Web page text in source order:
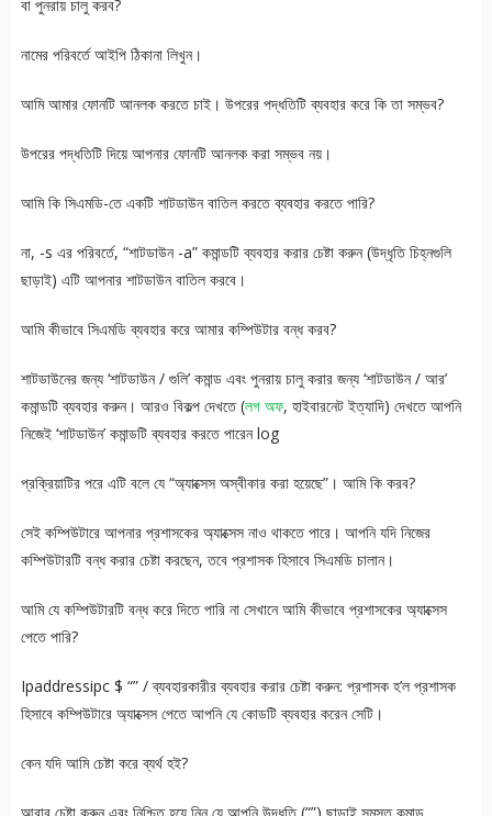
বা পুনরায় চালু করব?
নামের পরিবর্তে আইপি ঠিকানা লিখুন।
আমি আমার ফোনটি আনলক করতে চাই। উপরের পদ্ধতিটি ব্যবহার করে কি তা সম্ভব?
উপরের পদ্ধতিটি দিয়ে আপনার ফোনটি আনলক করা সম্ভব নয়।
আমি কি সিএমডি-তে একটি শাটডাউন বাতিল করতে ব্যবহার করতে পারি?
না, -s এর পরিবর্তে, “শাটডাউন -a” কমান্ডটি ব্যবহার করার চেষ্টা করুন (উদ্ধৃতি চিহ্নগুলি
ছাড়াই) এটি আপনার শাটডাউন বাতিল করবে।
আমি কীভাবে সিএমডি ব্যবহার করে আমার কম্পিউটার বন্ধ করব?
শাটডাউনের জন্য ‘শাটডাউন / গুলি’ কমান্ড এবং পুনরায় চালু করার জন্য ‘শাটডাউন / আর’
কমান্ডটি ব্যবহার করুন। আরও বিকল্প দেখতে (লগ অফ, হাইবারনেট ইত্যাদি) দেখতে আপনি
নিজেই ‘শাটডাউন’ কমান্ডটি ব্যবহার করতে পারেন log
প্রক্রিয়াটির পরে এটি বলে যে “অ্যাক্সেস অস্বীকার করা হয়েছে”। আমি কি করব?
সেই কম্পিউটারে আপনার প্রশাসকের অ্যাক্সেস নাও থাকতে পারে। আপনি যদি নিজের
কম্পিউটারটি বন্ধ করার চেষ্টা করছেন, তবে প্রশাসক হিসাবে সিএমডি চালান।
আমি যে কম্পিউটারটি বন্ধ করে দিতে পারি না সেখানে আমি কীভাবে প্রশাসকের অ্যাক্সেস
পেতে পারি?
Ipaddressipc $ “” / ব্যবহারকারীর ব্যবহার করার চেষ্টা করুন: প্রশাসক হ’ল প্রশাসক
হিসাবে কম্পিউটারে অ্যাক্সেস পেতে আপনি যে কোডটি ব্যবহার করেন সেটি।
কেন যদি আমি চেষ্টা করে ব্যর্থ হই?